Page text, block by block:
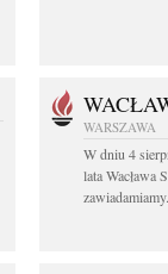
WARSZAWA
W dniu 4
lata Wacława